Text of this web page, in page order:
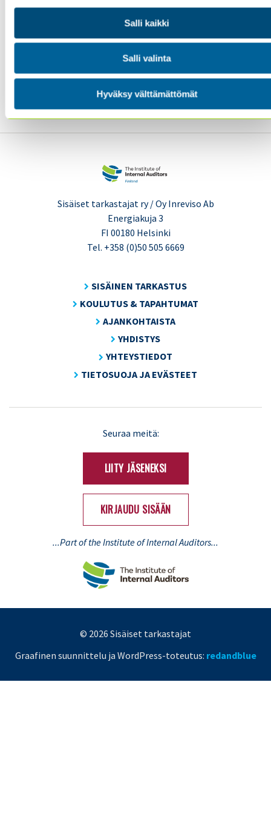
Salli kaikki
Salli valinta
Hyväksy välttämättömät
erehtymättömiä. Budjettien ja kustannusleikkausten
seurauksena emme ehdi joka paikkaan.
Auditors-Can-Audit-Anything—but-Not-
Sisäiset tarkastajat ry / Oy Inreviso Ab
Energiakuja 3
FI 00180 Helsinki
Tel. +358 (0)50 505 6669
SISÄINEN TARKASTUS
KOULUTUS & TAPAHTUMAT
AJANKOHTAISTA
YHDISTYS
YHTEYSTIEDOT
TIETOSUOJA JA EVÄSTEET
Seuraa meitä:
LIITY JÄSENEKSI
KIRJAUDU SISÄÄN
...Part of the Institute of Internal Auditors...
© 2026 Sisäiset tarkastajat
Graafinen suunnittelu ja WordPress-toteutus: redandblue